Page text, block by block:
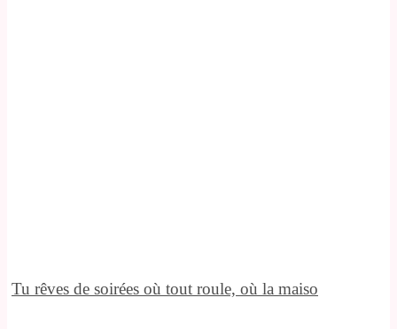
Tu rêves de soirées où tout roule, où la maiso